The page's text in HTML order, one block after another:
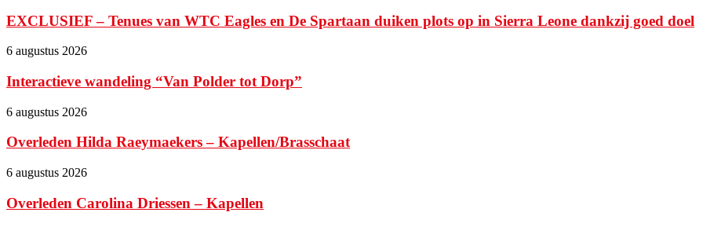
EXCLUSIEF – Tenues van WTC Eagles en De Spartaan duiken plots op in Sierra Leone dankzij goed doel
6 augustus 2026
Interactieve wandeling “Van Polder tot Dorp”
6 augustus 2026
Overleden Hilda Raeymaekers – Kapellen/Brasschaat
6 augustus 2026
Overleden Carolina Driessen – Kapellen